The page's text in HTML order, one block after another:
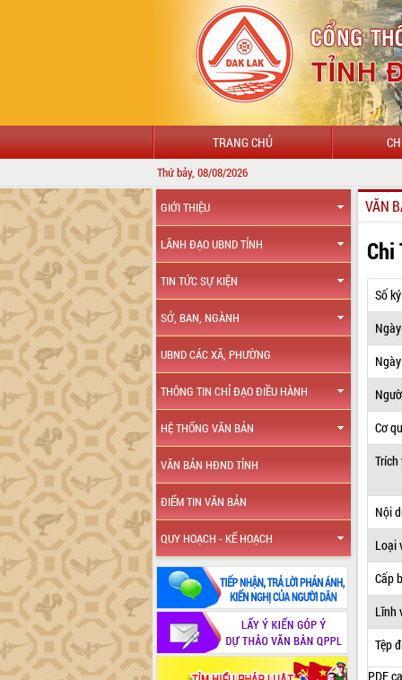
TRANG CHỦ
Thứ bảy, 08/08/2026
GIỚI THIỆU
LÃNH ĐẠO UBND TỈNH
TIN TỨC SỰ KIỆN
SỞ, BAN, NGÀNH
UBND CÁC XÃ, PHƯỜNG
THÔNG TIN CHỈ ĐẠO ĐIỀU HÀNH
HỆ THỐNG VĂN BẢN
VĂN BẢN HĐND TỈNH
ĐIỂM TIN VĂN BẢN
QUY HOẠCH - KẾ HOẠCH
VĂN
Chi
Số
Cơ
Trích
Nội
Loại
Cấp
Lĩnh
Tệp
PDF